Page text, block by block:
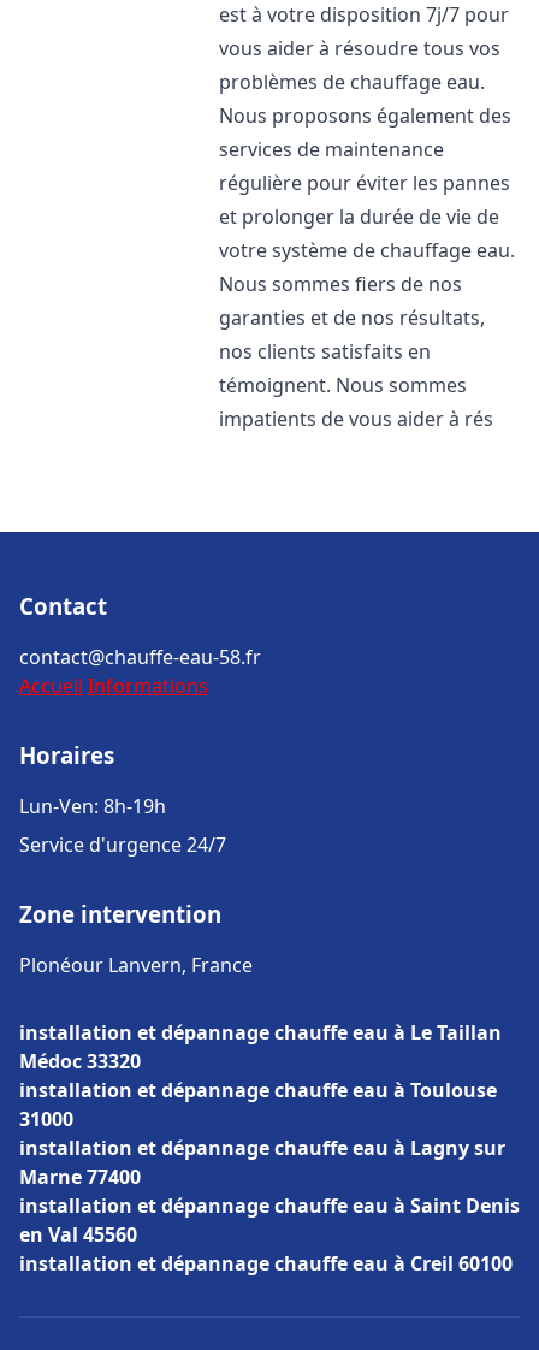
est à votre disposition 7j/7 pour
vous aider à résoudre tous vos
problèmes de chauffage eau.
Nous proposons également des
services de maintenance
régulière pour éviter les pannes
et prolonger la durée de vie de
votre système de chauffage eau.
Nous sommes fiers de nos
garanties et de nos résultats,
nos clients satisfaits en
témoignent. Nous sommes
impatients de vous aider à rés
Contact
contact@chauffe-eau-58.fr
Accueil Informations
Horaires
Lun-Ven: 8h-19h
Service d'urgence 24/7
Zone intervention
Plonéour Lanvern, France
installation et dépannage chauffe eau à Le Taillan
Médoc 33320
installation et dépannage chauffe eau à Toulouse
31000
installation et dépannage chauffe eau à Lagny sur
Marne 77400
installation et dépannage chauffe eau à Saint Denis
en Val 45560
installation et dépannage chauffe eau à Creil 60100